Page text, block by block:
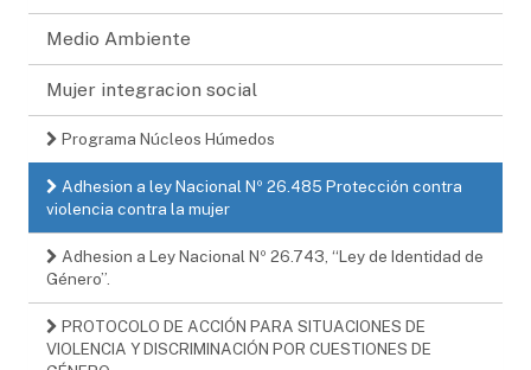
Medio Ambiente
Mujer integracion social
Programa Núcleos Húmedos
Adhesion a ley Nacional Nº 26.485 Protección contra
violencia contra la mujer
Adhesion a Ley Nacional Nº 26.743, “Ley de Identidad de
Género”.
PROTOCOLO DE ACCIÓN PARA SITUACIONES DE
VIOLENCIA Y DISCRIMINACIÓN POR CUESTIONES DE